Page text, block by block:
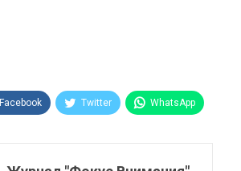
Facebook Twitter WhatsApp
VK Viber